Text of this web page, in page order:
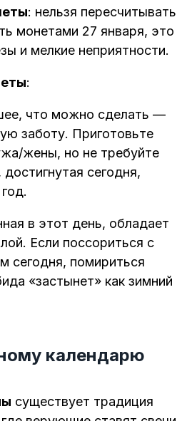
: нельзя пересчитывать
монетами 27 января, это
и мелкие неприятности.
:
что можно сделать —
заботу. Приготовьте
жены, но не требуйте
сегодня,
в этот день, обладает
Если поссориться с
сегодня, помириться
«застынет» как зимний
календарю
существует традиция